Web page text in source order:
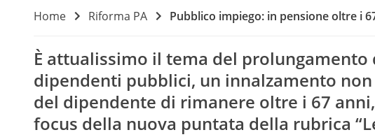
Home Riforma PA Pubblico impiego: in pensione oltre i
È attualissimo il tema del prolungamento
dipendenti pubblici, un innalzamento
del dipendente di rimanere oltre i 67
focus della nuova puntata della rubrica